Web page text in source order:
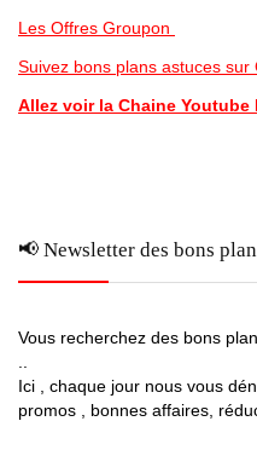
Les Offres Groupon
Suivez bons plans astuces sur
Allez voir la Chaine
📢 Newsletter des bons
Vous recherchez des bons
Ici , chaque jour nous vous
promos , bonnes affaires,